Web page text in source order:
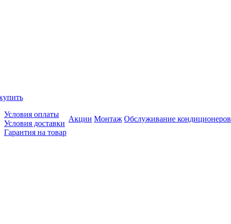
Условия оплаты
Условия доставки
Гарантия на товар
Акции Монтаж Обслуживание кондиционеров